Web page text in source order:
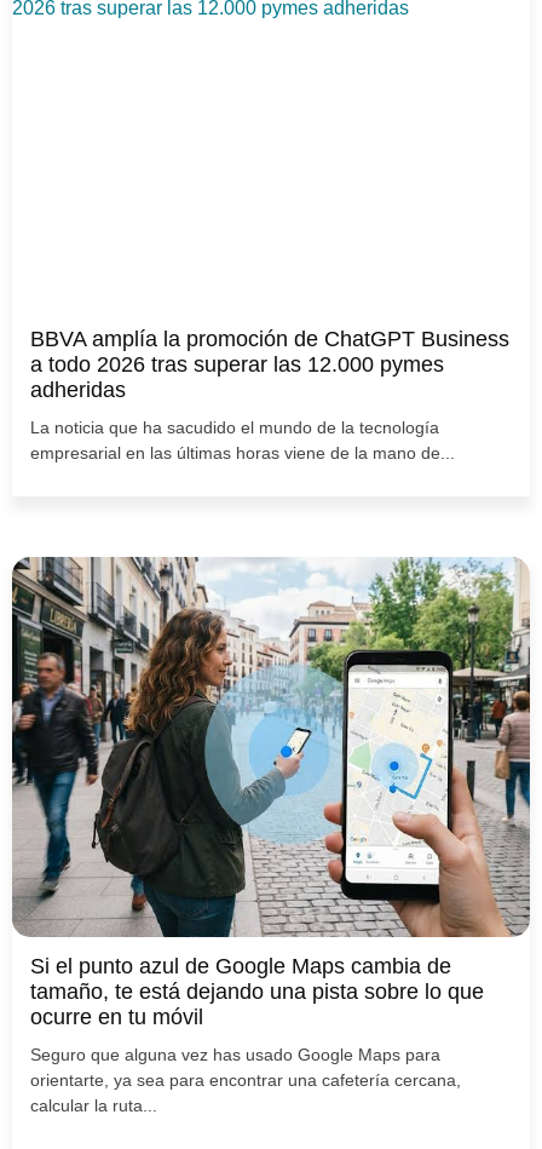
BBVA amplía la promoción de ChatGPT Business
a todo 2026 tras superar las 12.000 pymes
adheridas
La noticia que ha sacudido el mundo de la tecnología
empresarial en las últimas horas viene de la mano de...
Si el punto azul de Google Maps cambia de
tamaño, te está dejando una pista sobre lo que
ocurre en tu móvil
Seguro que alguna vez has usado Google Maps para
orientarte, ya sea para encontrar una cafetería cercana,
calcular la ruta...